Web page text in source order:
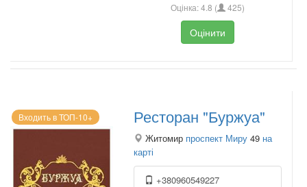
Оцінка:4.8 ( 425)
Оцінити
Входить в ТОП-10+ Ресторан "Буржуа"
Житомир проспект Миру 49 на
карті
+380960549227